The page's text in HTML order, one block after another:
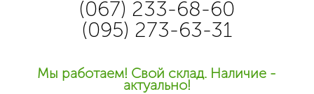
(067) 233-68-60
(095) 273-63-31
Мы работаем! Свой склад. Наличие -
актуально!